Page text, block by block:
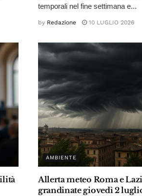
temporali nel fine settimana e...
by Redazione 10 LUGLIO 2026
AMBIENTE
Allerta meteo Roma e
grandinate giovedì 2